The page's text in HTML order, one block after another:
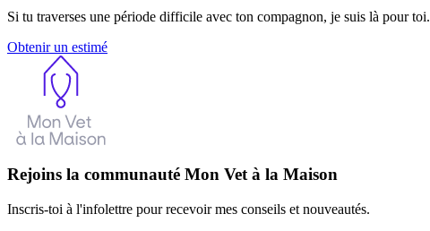
Si tu traverses une période difficile avec ton compagnon, je suis là pour toi.
Obtenir un estimé
Rejoins la communauté Mon Vet à la Maison
Inscris-toi à l'infolettre pour recevoir mes conseils et nouveautés.